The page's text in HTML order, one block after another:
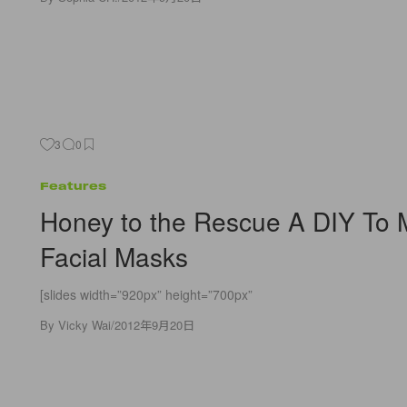
3 0
Features
Honey to the Rescue A DIY To
Facial Masks
[slides width=”920px” height=”700px”
By Vicky Wai/2012年9月20日